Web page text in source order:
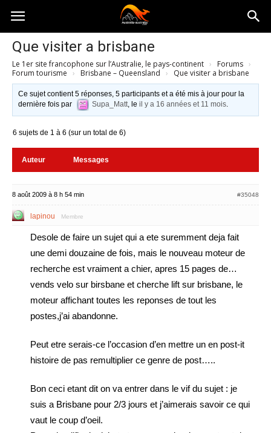
Australia-
australie.com
Que visiter a brisbane
Le 1er site francophone sur l’Australie, le pays-continent › Forums ›
Forum tourisme › Brisbane – Queensland › Que visiter a brisbane
Ce sujet contient 5 réponses, 5 participants et a été mis à jour pour la
dernière fois par
Supa_Matt, leil y a 16 années et 11 mois.
6 sujets de 1 à 6 (sur un total de 6)
Auteur Messages
8 août 2009 à 8 h 54 min #35048
lapinou Membre
Desole de faire un sujet qui a ete suremment deja fait
une demi douzaine de fois, mais le nouveau moteur de
recherche est vraiment a chier, apres 15 pages de…
vends velo sur birsbane et cherche lift sur brisbane, le
moteur affichant toutes les reponses de tout les
postes,j’ai abandonne.
Peut etre serais-ce l’occasion d’en mettre un en post-it
histoire de pas remultiplier ce genre de post…..
Bon ceci etant dit on va entrer dans le vif du sujet : je
suis a Brisbane pour 2/3 jours et j’aimerais savoir ce qui
vaut le coup d’oeil.